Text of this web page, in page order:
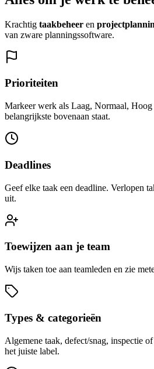
Krachtig taakbeheer en
van zware planningssoftware.
Prioriteiten
Markeer werk als Laag, Normaal,
belangrijkste bovenaan staat.
Deadlines
Geef elke taak een deadline. Verlopen
uit.
Toewijzen aan je team
Wijs taken toe aan teamleden en zie
Types & categorieën
Algemene taak, defect/snag, inspectie
het juiste label.